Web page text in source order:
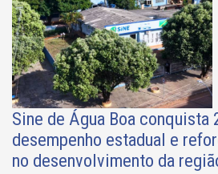
Sine de Água Boa conquista
desempenho estadual e
no desenvolvimento da